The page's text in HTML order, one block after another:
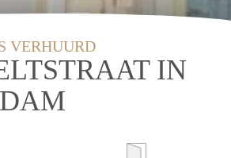
VERHUURD
IN